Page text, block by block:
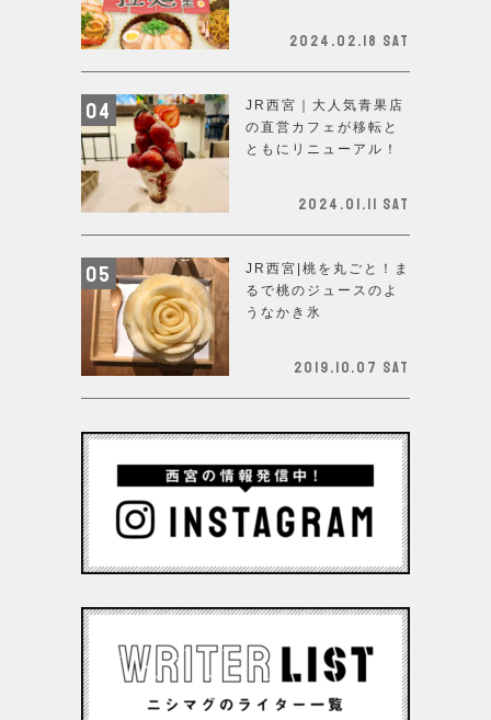
2024.02.18 Sat
JR西宮｜大人気青果店
の直営カフェが移転と
ともにリニューアル！
2024.01.11 Sat
JR西宮|桃を丸ごと！ま
るで桃のジュースのよ
うなかき氷
2019.10.07 Sat